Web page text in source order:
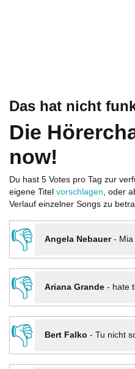
Das hat nicht
Die
now!
Du hast 5 Votes pro Tag zur
eigene Titel vorschlagen, oder
Verlauf einzelner Songs zu
👎 Angela Nebauer-
👎
Ariana Grande- hate
👎
Bert Falko - Tu nicht